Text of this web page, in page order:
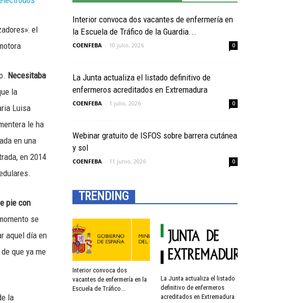
el
Necesitaba
la
Luisa
le ha
en una
en 2014
pie con
se
aquel día en
que ya me
la
Interior convoca dos vacantes de enfermería en
la Escuela de Tráfico de la Guardia...
COENFEBA - 10 julio, 2026 0
La Junta actualiza el listado definitivo de
enfermeros acreditados en Extremadura
COENFEBA - 1 julio, 2026 0
Webinar gratuito de ISFOS sobre barrera cutánea
y sol
COENFEBA - 11 junio, 2026 0
TRENDING
Interior convoca dos
vacantes de enfermería en la
Escuela de Tráfico...
La Junta actualiza el listado
definitivo de enfermeros
acreditados en Extremadura